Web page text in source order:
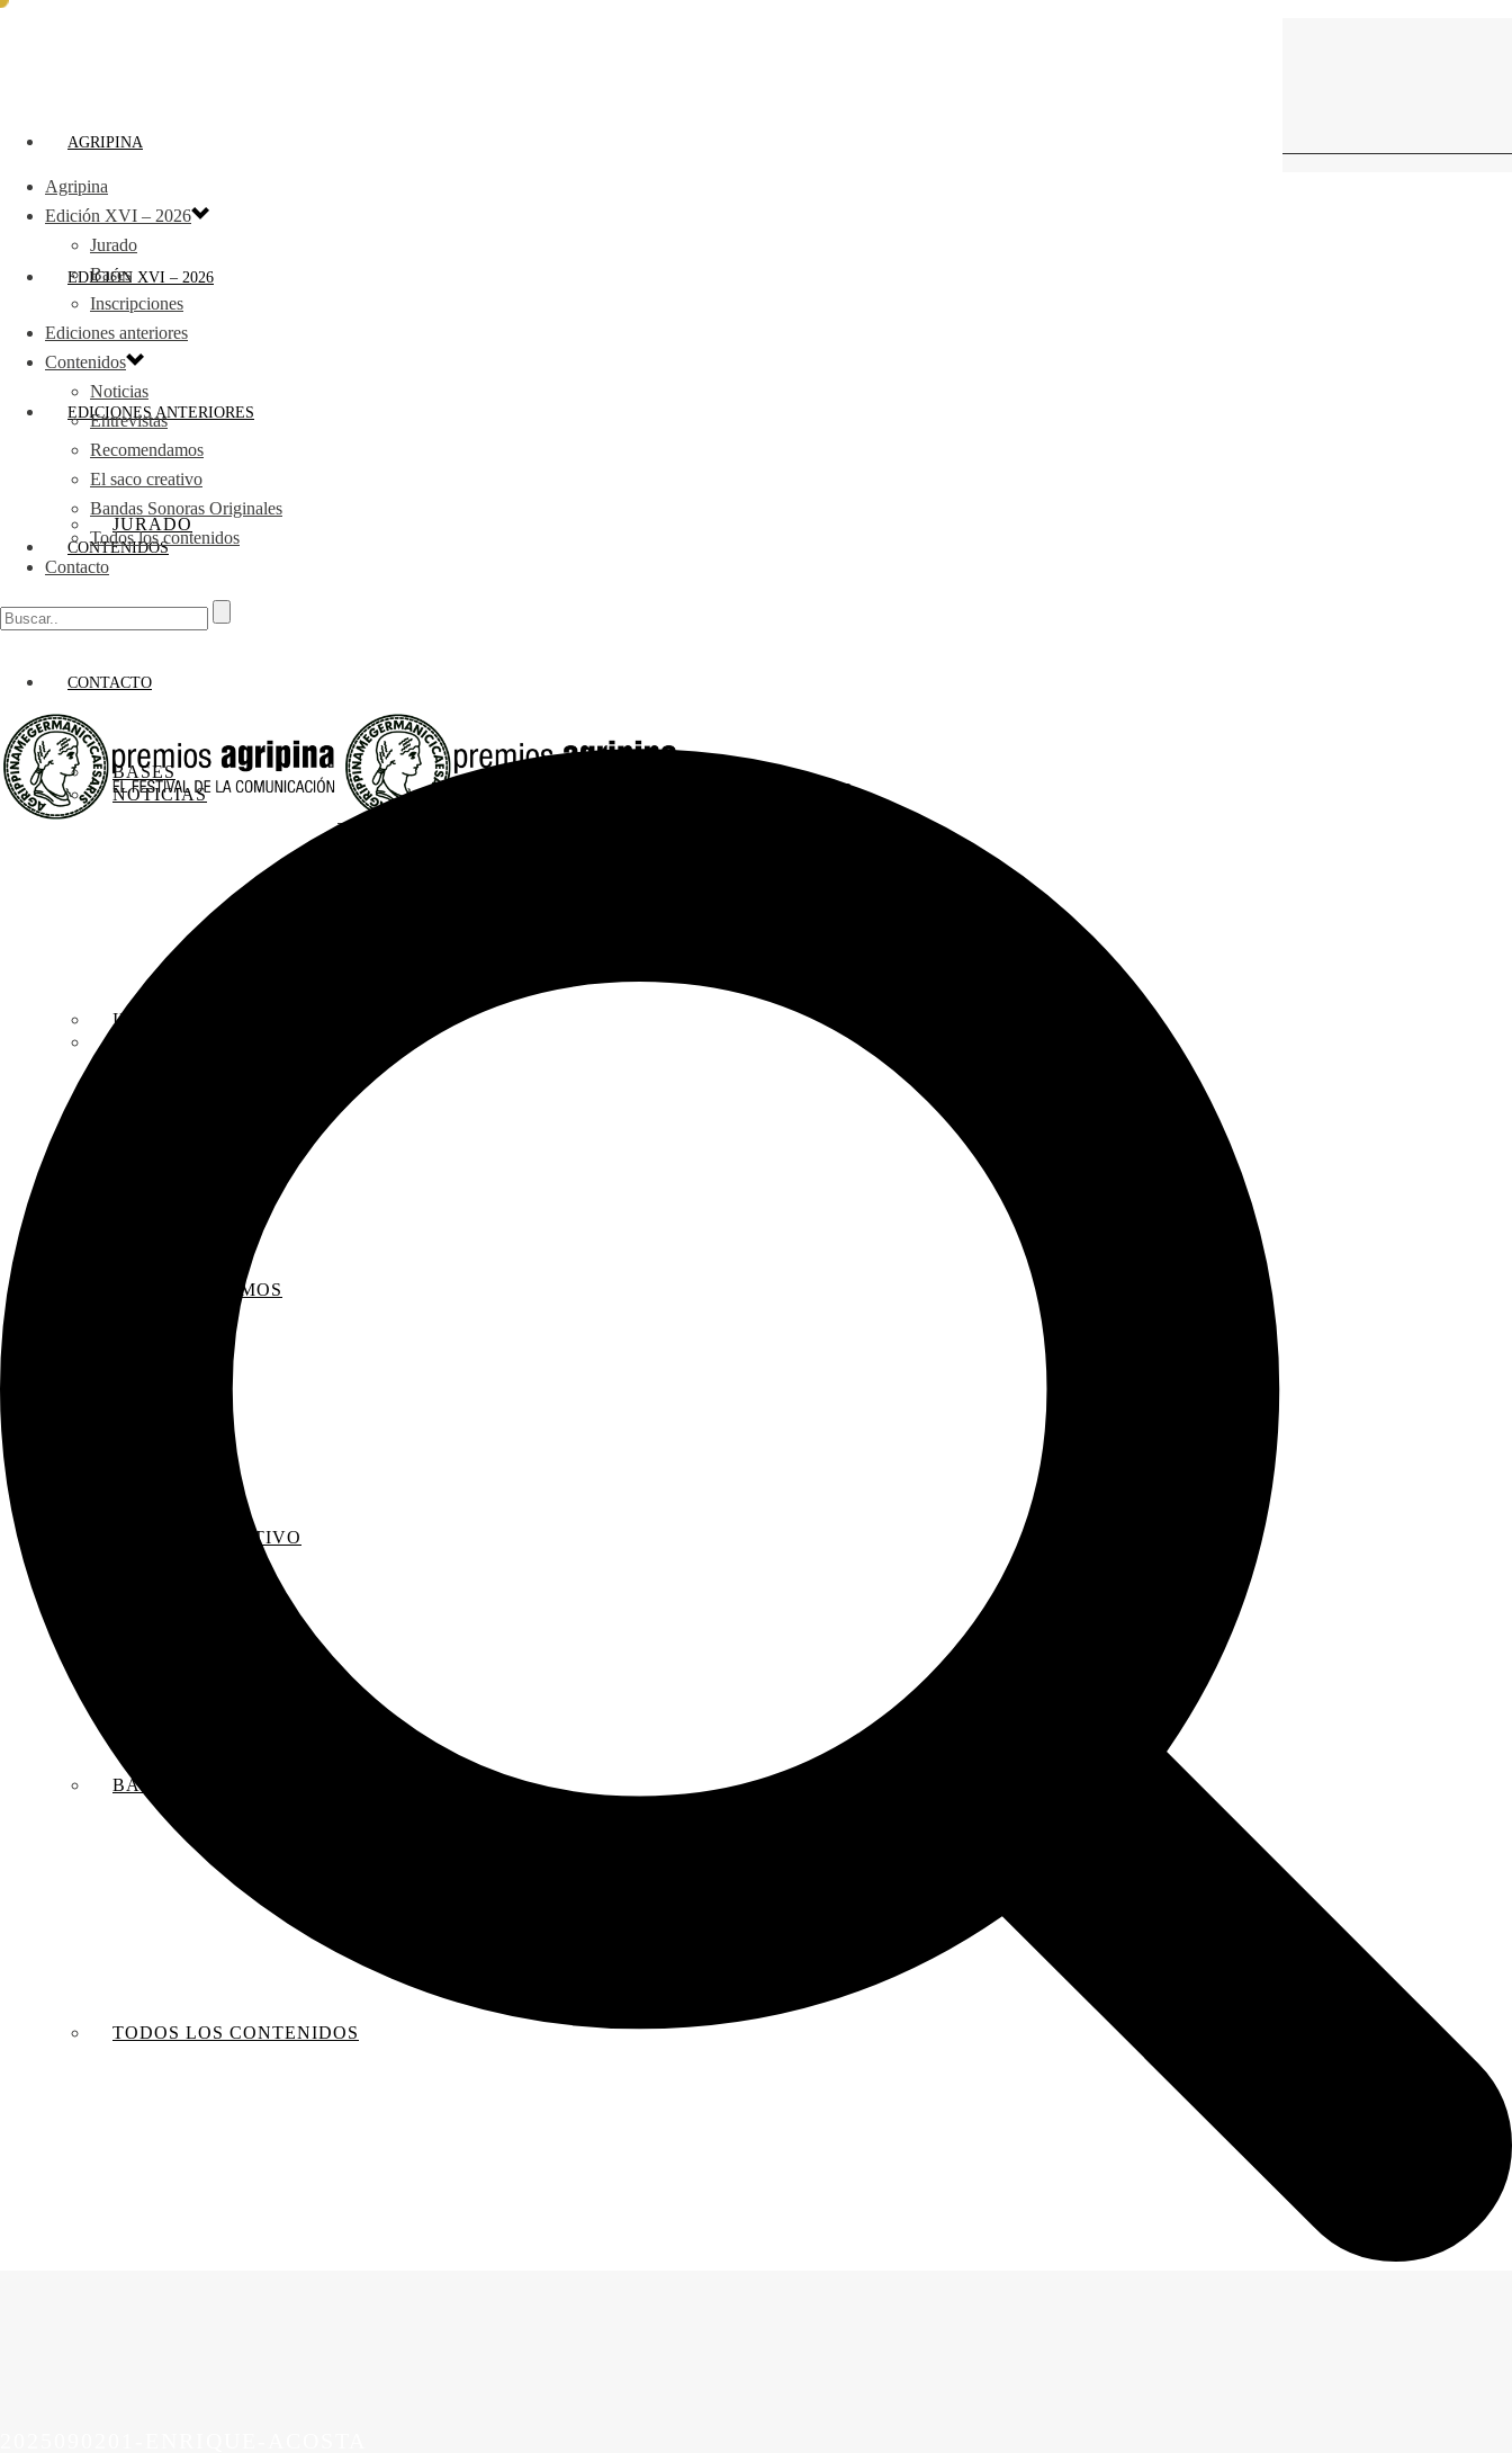
AGRIPINA
EDICIÓN XVI – 2026
JURADO
BASES
INSCRIPCIONES
EDICIONES ANTERIORES
CONTENIDOS
NOTICIAS
RECOMENDAMOS
EL SACO CREATIVO
BANDAS SONORAS ORIGINALES
TODOS LOS CONTENIDOS
CONTACTO
Agripina
Edición XVI – 2026
Jurado
Bases
Inscripciones
Ediciones anteriores
Contenidos
Noticias
Entrevistas
Recomendamos
El saco creativo
Bandas Sonoras Originales
Todos los contenidos
Contacto